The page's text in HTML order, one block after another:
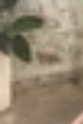
Triệu Vy
Ngày đăng: 17/
Cập nhật:
17/
Theo dõi